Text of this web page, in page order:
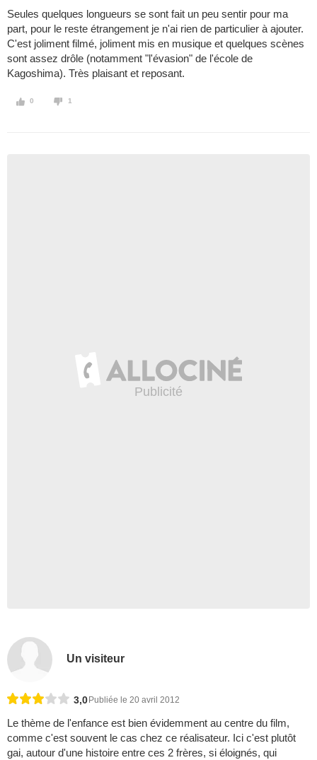
Seules quelques longueurs se sont fait un peu sentir pour ma
part, pour le reste étrangement je n'ai rien de particulier à ajouter.
C'est joliment filmé, joliment mis en musique et quelques scènes
sont assez drôle (notamment "l'évasion" de l'école de
Kagoshima). Très plaisant et reposant.
0 1
Un visiteur
3,0 Publiée le 20 avril 2012
Le thème de l'enfance est bien évidemment au centre du film,
comme c'est souvent le cas chez ce réalisateur. Ici c'est plutôt
gai, autour d'une histoire entre ces 2 frères, si éloignés, qui